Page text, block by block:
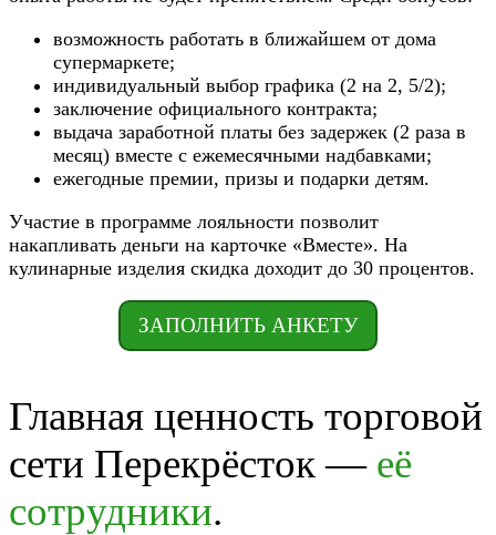
возможность работать в ближайшем от дома
супермаркете;
индивидуальный выбор графика (2 на 2, 5/2);
заключение официального контракта;
выдача заработной платы без задержек (2 раза в
месяц) вместе с ежемесячными надбавками;
ежегодные премии, призы и подарки детям.
Участие в программе лояльности позволит
накапливать деньги на карточке «Вместе». На
кулинарные изделия скидка доходит до 30 процентов.
ЗАПОЛНИТЬ АНКЕТУ
Главная ценность торговой
сети Перекрёсток — её
сотрудники.